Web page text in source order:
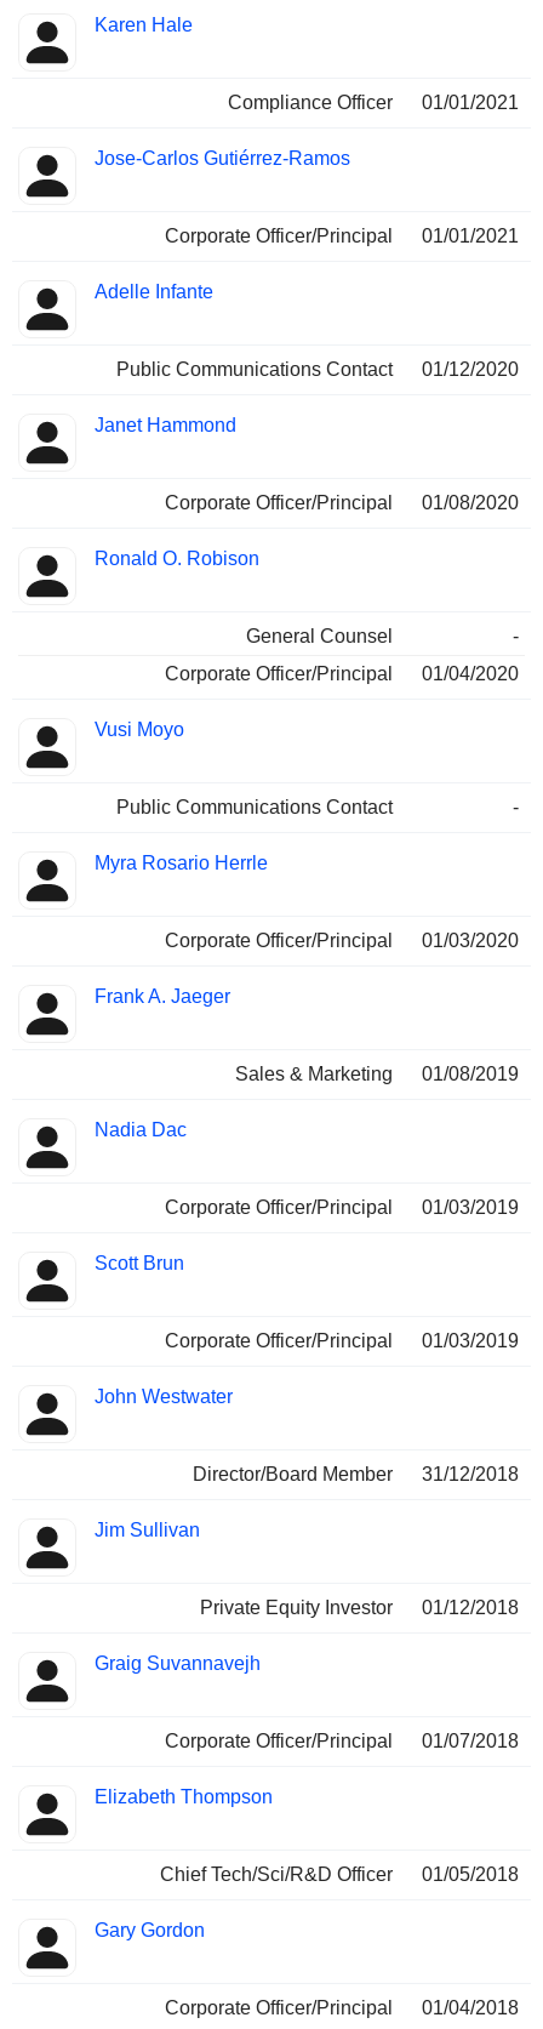
Karen Hale
Compliance Officer 01/01/2021
Jose-Carlos Gutiérrez-Ramos
Corporate Officer/Principal 01/01/2021
Adelle Infante
Public Communications Contact 01/12/2020
Janet Hammond
Corporate Officer/Principal 01/08/2020
Ronald O. Robison
General Counsel
-
Corporate Officer/Principal
01/04/2020
Vusi Moyo
Public Communications Contact -
Myra Rosario Herrle
Corporate Officer/Principal 01/03/2020
Frank A. Jaeger
Sales & Marketing 01/08/2019
Nadia Dac
Corporate Officer/Principal 01/03/2019
Scott Brun
Corporate Officer/Principal 01/03/2019
John Westwater
Director/Board Member 31/12/2018
Jim Sullivan
Private Equity Investor 01/12/2018
Graig Suvannavejh
Corporate Officer/Principal 01/07/2018
Elizabeth Thompson
Chief Tech/Sci/R&D Officer 01/05/2018
Gary Gordon
Corporate Officer/Principal 01/04/2018